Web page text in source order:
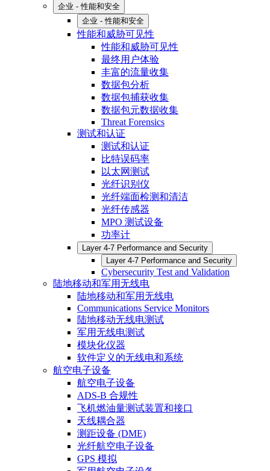
企业 - 性能和安全
企业 - 性能和安全
性能和威胁可见性
性能和威胁可见性
最终用户体验
丰富的流量收集
数据包分析
数据包捕获收集
数据包元数据收集
Threat Forensics
测试和认证
测试和认证
比特误码率
以太网测试
光纤识别仪
光纤端面检测和清洁
光纤传感器
MPO 测试设备
功率计
Layer 4-7 Performance and Security
Layer 4-7 Performance and Security
Cybersecurity Test and Validation
陆地移动和军用无线电
陆地移动和军用无线电
Communications Service Monitors
陆地移动无线电测试
军用无线电测试
模块化仪器
软件定义的无线电和系统
航空电子设备
航空电子设备
ADS-B 合规性
飞机燃油量测试装置和接口
天线耦合器
测距设备 (DME)
光纤航空电子设备
GPS 模拟